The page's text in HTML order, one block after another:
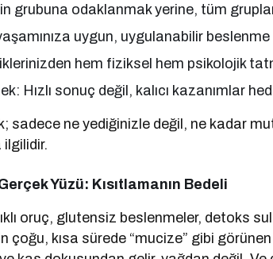
grubuna odaklanmak yerine, tüm
uygun, uygulanabilir
hem fiziksel hem psikolojik
Hızlı sonuç değil, kalıcı kazanımlar
sadece ne yediğinizle değil, ne kadar
ilgilidir.
Yüzü: Kısıtlamanın Bedeli
oruç, glutensiz beslenmeler, detoks
çoğu, kısa sürede “mucize” gibi